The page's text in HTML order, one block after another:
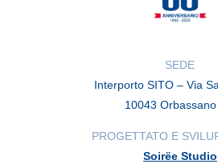
SEDE
Interporto SITO – Via
10043
PROGETTATO E
Soirëe Studio